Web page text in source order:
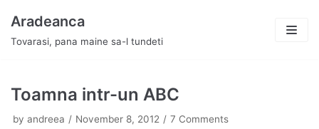
Skip
to
Aradeanca
Tovarasi, pana maine sa-l tundeti
Toamna intr-un ABC
by andreea November 8, 2012 7 Comments